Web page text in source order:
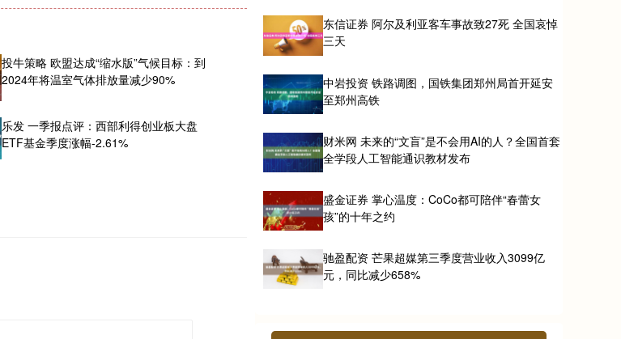
投牛策略 欧盟达成“缩水版”气候目标：到
2024年将温室气体排放量减少90%
乐发 一季报点评：西部利得创业板大盘
ETF基金季度涨幅-2.61%
东信证券 阿尔及利亚客车事故致27死 全国哀悼
三天
中岩投资 铁路调图，国铁集团郑州局首开延安
至郑州高铁
财米网 未来的“文盲”是不会用AI的人？全国首套
全学段人工智能通识教材发布
盛金证券 掌心温度：CoCo都可陪伴“春蕾女
孩”的十年之约
驰盈配资 芒果超媒第三季度营业收入3099亿
元，同比减少658%